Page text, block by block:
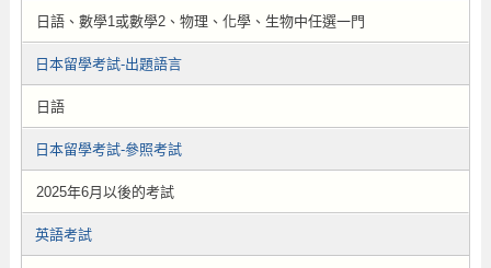
日語、數學1或數學2、物理、化學、生物中任選一門
日本留學考試-出題語言
日語
日本留學考試-參照考試
2025年6月以後的考試
英語考試